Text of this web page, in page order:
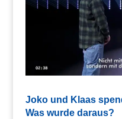
Joko und Klaas
Was wurde daraus?